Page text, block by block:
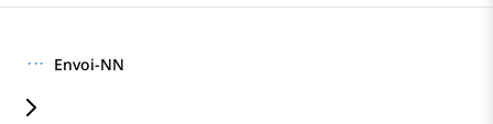
··· Envoi-NN